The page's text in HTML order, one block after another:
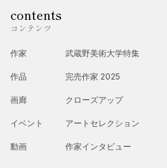
contents
コンテンツ
作家
作品
画廊
イベント
動画
武蔵野美術大学特集
完売作家 2025
クローズアップ
アートセレクション
作家インタビュー